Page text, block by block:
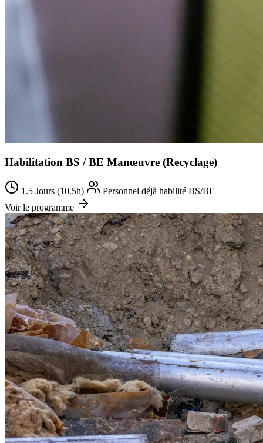
Habilitation BS / BE Manœuvre (Recyclage)
1.5 Jours (10.5h)
Personnel déjà habilité BS/BE
Voir le programme